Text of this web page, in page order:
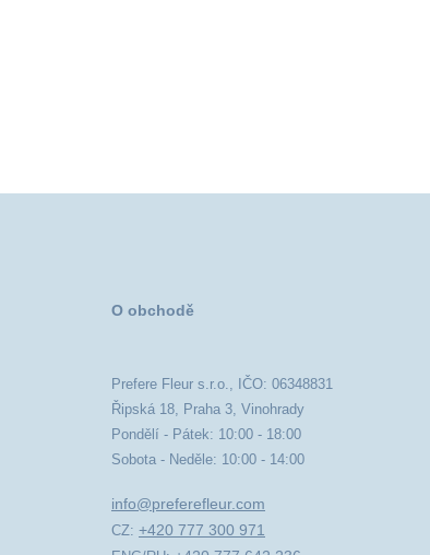
O obchodě
Prefere Fleur s.r.o., IČO: 06348831
Řipská 18, Praha 3, Vinohrady
Pondělí - Pátek: 10:00 - 18:00
Sobota - Neděle: 10:00 - 14:00
info@preferefleur.com
CZ: +420 777 300 971